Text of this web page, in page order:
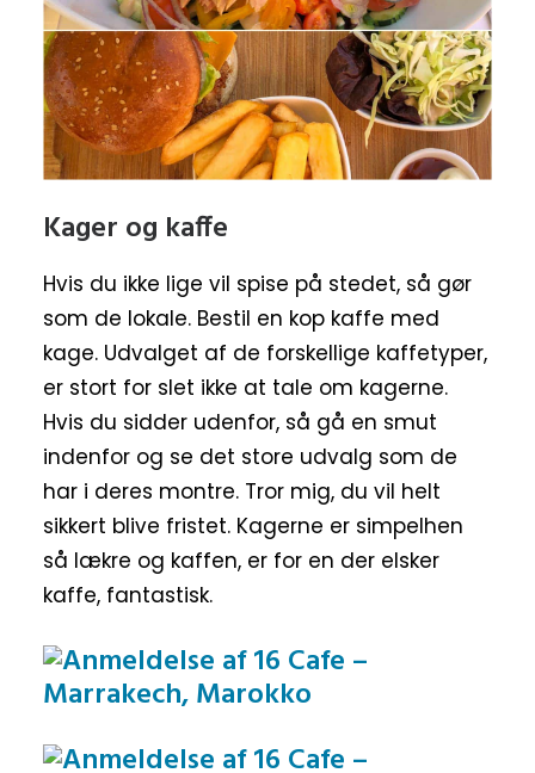
Kager og kaffe
Hvis du ikke lige vil spise på stedet, så gør
som de lokale. Bestil en kop kaffe med
kage. Udvalget af de forskellige kaffetyper,
er stort for slet ikke at tale om kagerne.
Hvis du sidder udenfor, så gå en smut
indenfor og se det store udvalg som de
har i deres montre. Tror mig, du vil helt
sikkert blive fristet. Kagerne er simpelhen
så lækre og kaffen, er for en der elsker
kaffe, fantastisk.